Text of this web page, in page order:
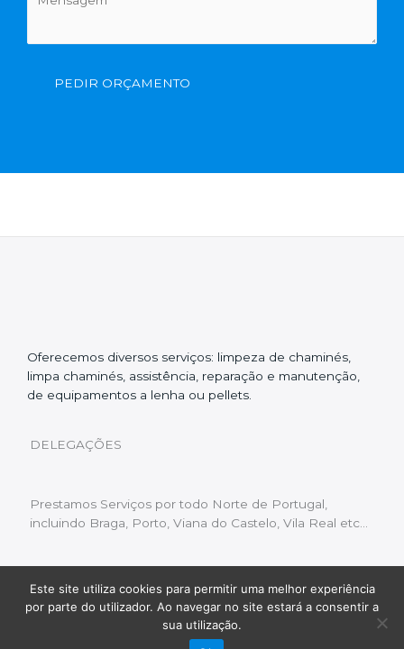
PEDIR ORÇAMENTO
Oferecemos diversos serviços: limpeza de chaminés,
limpa chaminés, assistência, reparação e manutenção,
de equipamentos a lenha ou pellets.
DELEGAÇÕES
Prestamos Serviços por todo Norte de Portugal,
incluindo Braga, Porto, Viana do Castelo, Vila Real etc…
Livro de Reclamações | Política de Privacidade
Copyright © 2022 Limpeza Chaminés | Desenvolvido
Fluxo Digital – a inovar a web
Este site utiliza cookies para permitir uma melhor experiência
por parte do utilizador. Ao navegar no site estará a consentir a
sua utilização.